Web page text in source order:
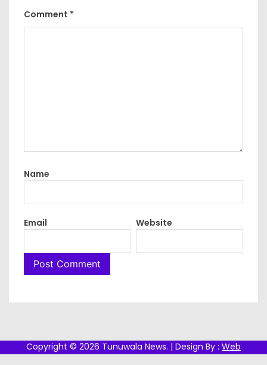
Comment *
Name
Email Website
Copyright © 2026 Tunuwala News. | Design By : Web